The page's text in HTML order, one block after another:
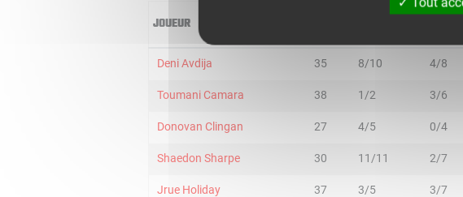
JOUEUR
Deni Avdija 35 8/10 4/8
Toumani Camara 38 1/2 3/6
Donovan Clingan 27 4/5 0/4
Shaedon Sharpe 30 11/11 2/7
Jrue Holiday 37 3/5 3/7